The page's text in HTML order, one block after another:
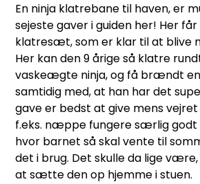
En ninja klatrebane til haven, er
sejeste gaver i guiden her! Her
klatresæt, som er klar til at blive
Her kan den 9 årige så klatre
vaskeægte ninja, og få brændt
samtidig med, at han har det
gave er bedst at give mens
f.eks. næppe fungere særlig godt
hvor barnet så skal vente til
det i brug. Det skulle da lige
at sætte den op hjemme i stuen.